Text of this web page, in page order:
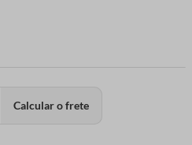
Calcular o frete